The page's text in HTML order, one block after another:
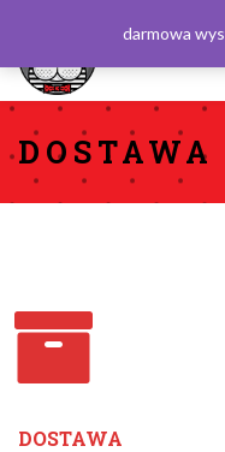
DOSTAWA
darmowa